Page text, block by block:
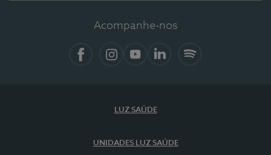
Acompanhe-nos
LUZ SAÚDE
UNIDADES LUZ SAÚDE